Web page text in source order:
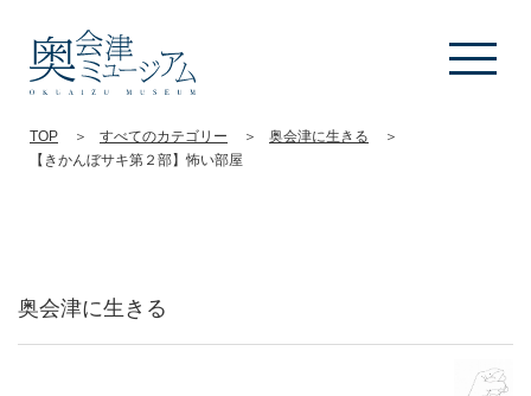
TOP すべてのカテゴリー
奥会津に生きる
【きかんぼサキ第２部】怖い部屋
奥会津に生きる